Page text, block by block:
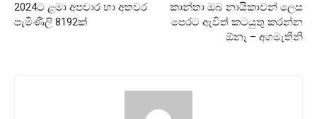
2024ට ළමා අපචාර හා අතවර
පැමිණිලි 8192ක්
කාන්තා ඔබ නායිකාවන් ලෙස
පෙරට ඇවිත් කටයුතු කරන්න
ඕනෑ – අගමැතිනි